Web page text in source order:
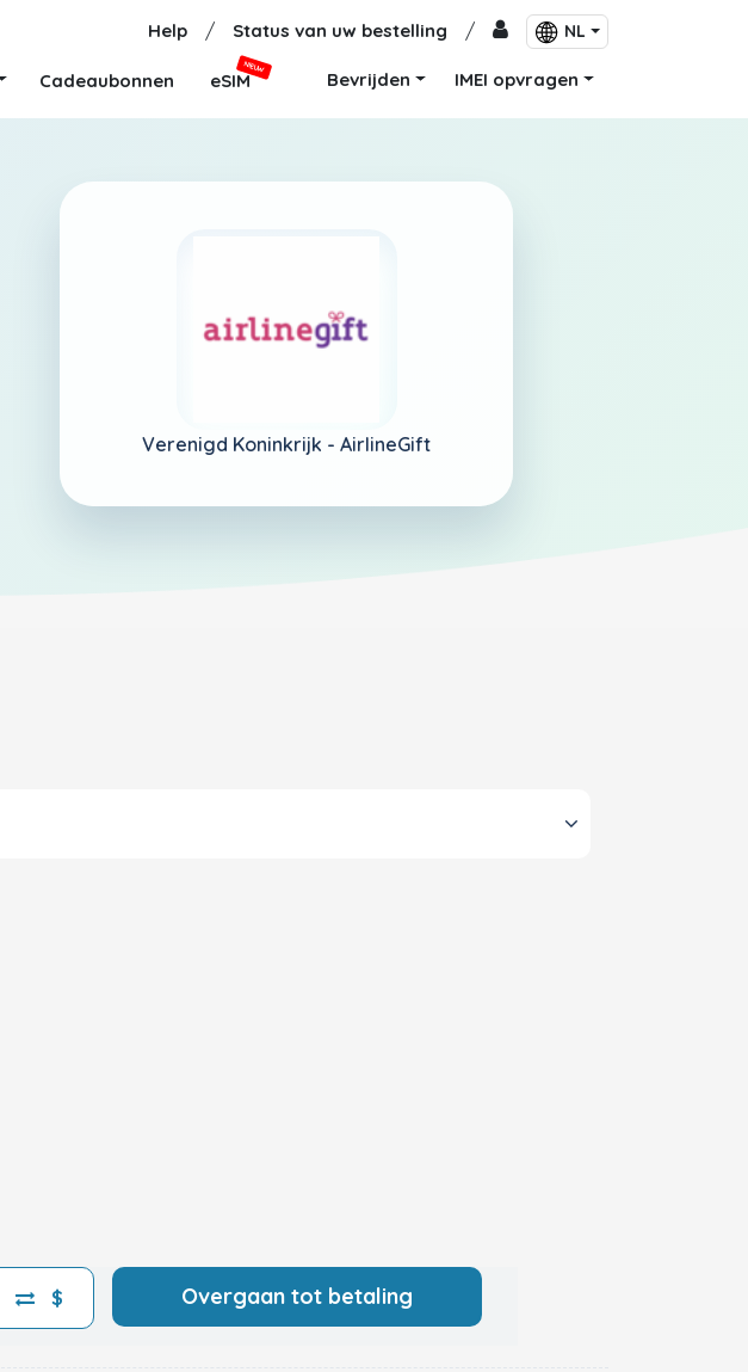
Help / Status van uw bestelling / NL
Cadeaubonnen eSIM
NIEUW
Bevrijden IMEI opvragen
Verenigd Koninkrijk - AirlineGift
$ Overgaan tot betaling